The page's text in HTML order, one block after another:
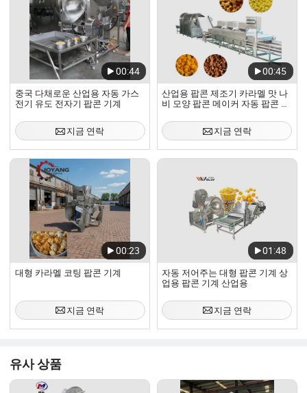
00:44
중국 다채로운 산업용 자동 가스
전기 유도 전자기 팝콘 기계
지금 연락
00:45
산업용 팝콘 제조기 카라멜 맛 나
비 모양 팝콘 메이커 자동 팝콘 기
지금 연락
00:23
대형 카라멜 코팅 팝콘 기계
지금 연락
01:48
자동 저어주는 대형 팝콘 기계 상
업용 팝콘 기계 산업용
지금 연락
유사 상품